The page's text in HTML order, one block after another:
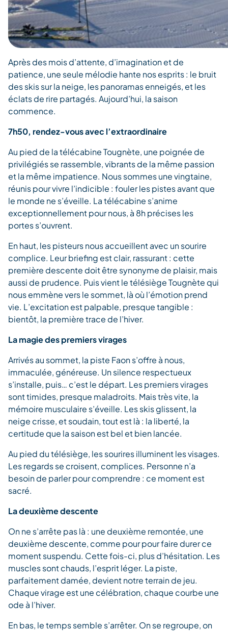
Après des mois d’attente, d’imagination et de
patience, une seule mélodie hante nos esprits : le bruit
des skis sur la neige, les panoramas enneigés, et les
éclats de rire partagés. Aujourd’hui, la saison
commence.
7h50, rendez-vous avec l’extraordinaire
Au pied de la télécabine Tougnète, une poignée de
privilégiés se rassemble, vibrants de la même passion
et la même impatience. Nous sommes une vingtaine,
réunis pour vivre l’indicible : fouler les pistes avant que
le monde ne s’éveille. La télécabine s’anime
exceptionnellement pour nous, à 8h précises les
portes s’ouvrent.
En haut, les pisteurs nous accueillent avec un sourire
complice. Leur briefing est clair, rassurant : cette
première descente doit être synonyme de plaisir, mais
aussi de prudence. Puis vient le télésiège Tougnète qui
nous emmène vers le sommet, là où l’émotion prend
vie. L’excitation est palpable, presque tangible :
bientôt, la première trace de l’hiver.
La magie des premiers virages
Arrivés au sommet, la piste Faon s’offre à nous,
immaculée, généreuse. Un silence respectueux
s’installe, puis… c’est le départ. Les premiers virages
sont timides, presque maladroits. Mais très vite, la
mémoire musculaire s’éveille. Les skis glissent, la
neige crisse, et soudain, tout est là : la liberté, la
certitude que la saison est bel et bien lancée.
Au pied du télésiège, les sourires illuminent les visages.
Les regards se croisent, complices. Personne n’a
besoin de parler pour comprendre : ce moment est
sacré.
La deuxième descente
On ne s’arrête pas là : une deuxième remontée, une
deuxième descente, comme pour pour faire durer ce
moment suspendu. Cette fois-ci, plus d’hésitation. Les
muscles sont chauds, l’esprit léger. La piste,
parfaitement damée, devient notre terrain de jeu.
Chaque virage est une célébration, chaque courbe une
ode à l’hiver.
En bas, le temps semble s’arrêter. On se regroupe, on